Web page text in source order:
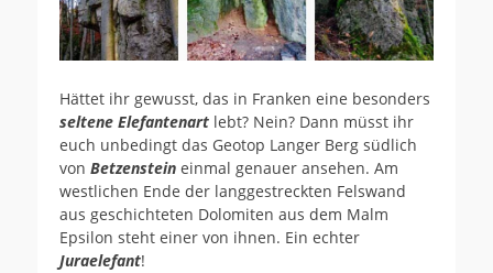
Hättet ihr gewusst, das in Franken eine besonders
seltene Elefantenart lebt? Nein? Dann müsst ihr
euch unbedingt das Geotop Langer Berg südlich
von Betzenstein einmal genauer ansehen. Am
westlichen Ende der langgestreckten Felswand
aus geschichteten Dolomiten aus dem Malm
Epsilon steht einer von ihnen. Ein echter
Juraelefant!